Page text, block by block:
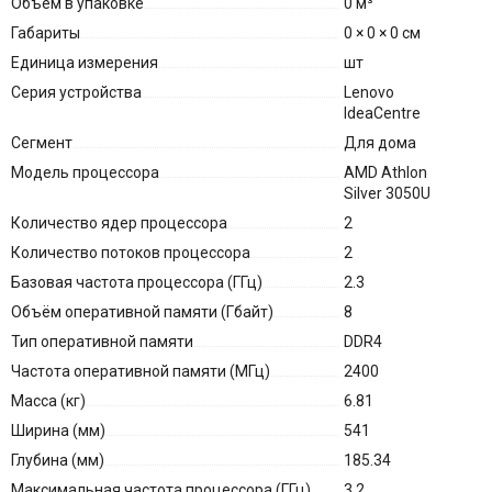
Габариты
0 × 0 × 0 см
Единица измерения
шт
Серия устройства
Lenovo
IdeaCentre
Сегмент
Для дома
Модель процессора
AMD Athlon
Silver 3050U
Количество ядер процессора
2
Количество потоков процессора
2
Базовая частота процессора (ГГц)
2.3
Объём оперативной памяти (Гбайт)
8
Тип оперативной памяти
DDR4
Частота оперативной памяти (МГц)
2400
Масса (кг)
6.81
Ширина (мм)
541
Глубина (мм)
185.34